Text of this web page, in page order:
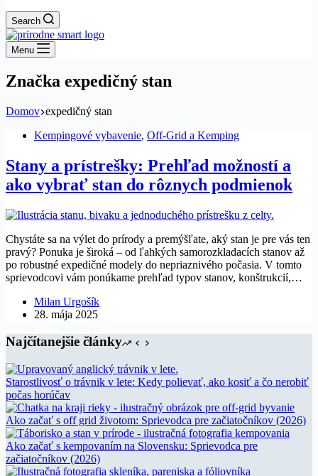
Search
Menu
Značka expedičný stan
Domov expedičný stan
Kempingové vybavenie, Off-Grid a Kemping
Stany a prístrešky: Prehľad možností a
ako vybrať stan do rôznych podmienok
Chystáte sa na výlet do prírody a premýšľate, aký stan je pre vás ten
pravý? Ponuka je široká – od ľahkých samorozkladacích stanov až
po robustné expedičné modely do nepriaznivého počasia. V tomto
sprievodcovi vám ponúkame prehľad typov stanov, konštrukcií,…
Milan Urgošík
28. mája 2025
Najčítanejšie články
Starostlivosť o trávnik v lete: Kedy polievať, ako kosiť a čo nerobiť
počas horúčav
Ako začať s off grid životom: Sprievodca pre začiatočníkov (2026)
Ako začať s kempovaním na Slovensku: Sprievodca pre
začiatočníkov (2026)